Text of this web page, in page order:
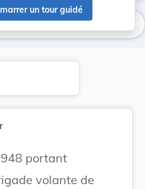
un tour guidé
portant
volante de